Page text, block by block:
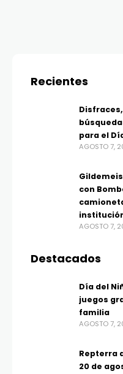
Recientes
para el
AGOSTO 7,
con
AGOSTO 7,
Destacados
Día del
juegos
familia
AGOSTO 7,
Repterra
20 de